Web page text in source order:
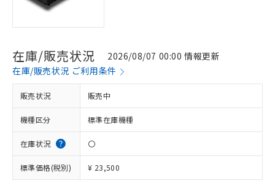
在庫/販売状況
2026/08/07 00:00 情報更新
在庫/販売状況 ご利用条件
販売状況 販売中
機種区分 標準在庫機種
在庫状況 〇
標準価格(税別) ¥ 23,500